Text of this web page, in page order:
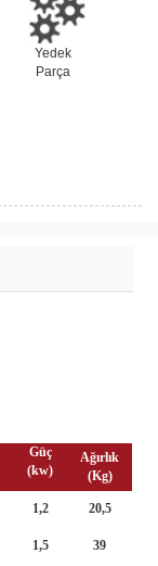
Yedek
Parça
Güç
(kw)
Ağırlık
(Kg)
1,2 20,5
1,5 39